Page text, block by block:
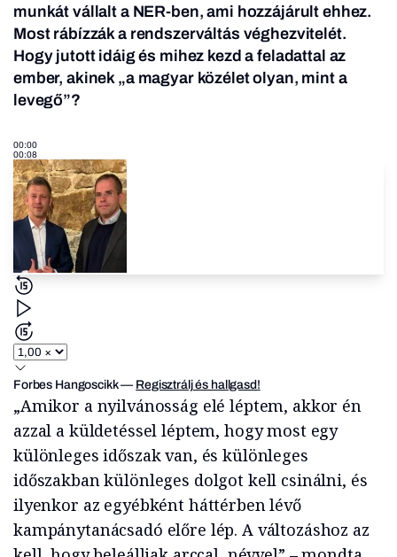
munkát vállalt a NER-ben, ami hozzájárult ehhez.
Most rábízzák a rendszerváltás véghezvitelét.
Hogy jutott idáig és mihez kezd a feladattal az
ember, akinek „a magyar közélet olyan, mint a
levegő”?
00:00
00:08
Forbes Hangoscikk— Regisztrálj és hallgasd!
„Amikor a nyilvánosság elé léptem, akkor én
azzal a küldetéssel léptem, hogy most egy
különleges időszak van, és különleges
időszakban különleges dolgot kell csinálni, és
ilyenkor az egyébként háttérben lévő
kampánytanácsadó előre lép. A változáshoz az